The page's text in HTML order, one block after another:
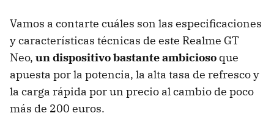
Vamos a contarte cuáles son las especificaciones
y características técnicas de este Realme GT
Neo, un dispositivo bastante ambicioso que
apuesta por la potencia, la alta tasa de refresco y
la carga rápida por un precio al cambio de poco
más de 200 euros.